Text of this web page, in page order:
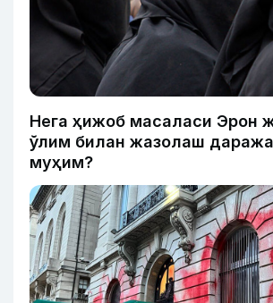
Нега ҳижоб масаласи Эрон
ўлим билан жазолаш
муҳим?